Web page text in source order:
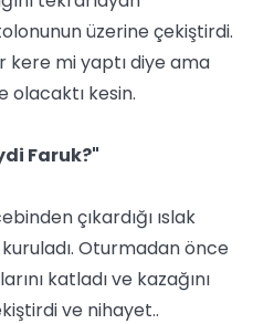
üzerine çekiştirdi.
kere mi yaptı diye ama
olacaktı kesin.
Faruk?"
çıkardığı ıslak
Oturmadan önce
katladı ve kazağını
ve nihayet..